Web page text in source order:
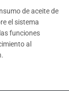
de aceite de
el sistema
funciones
al